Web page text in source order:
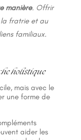
manière. Offrir
fratrie et au
familiaux.
holistique
mais avec le
une forme de
aider les